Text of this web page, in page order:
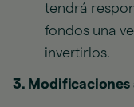
tendrá
fondos una
invertirlos.
3. Modificaciones